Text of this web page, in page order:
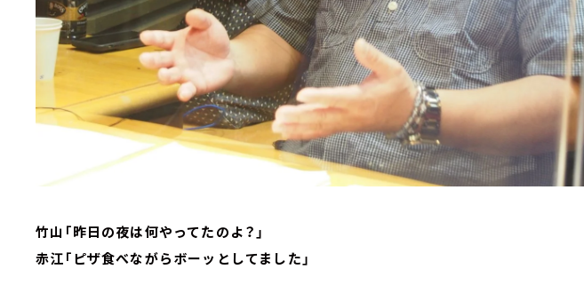
竹山「昨日の夜は何やってたのよ？」
赤江「ピザ食べながらボーッとしてました」